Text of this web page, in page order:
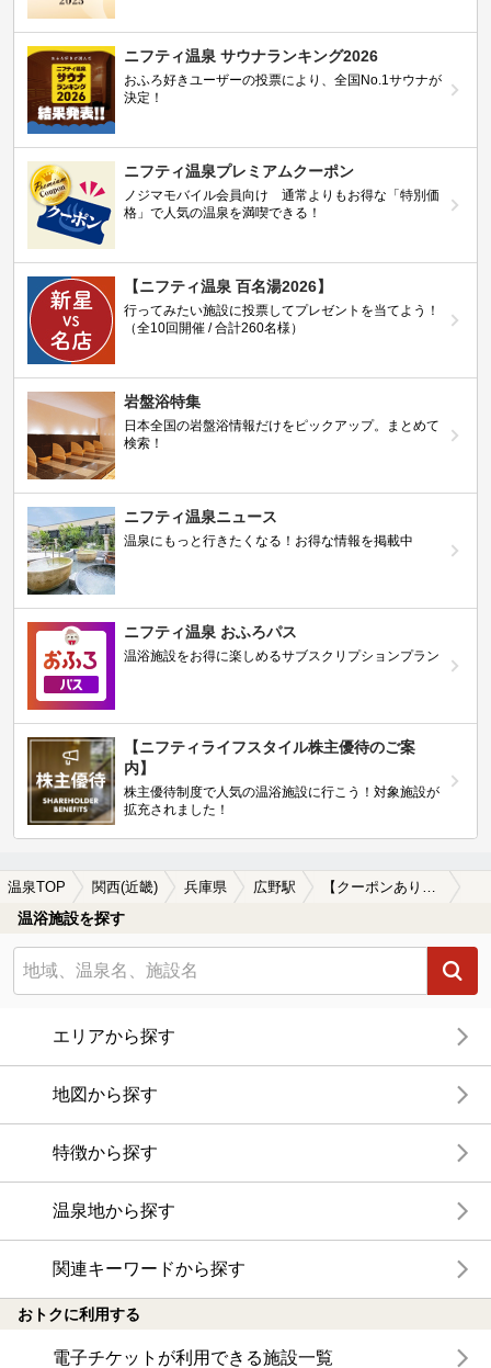
ニフティ温泉 サウナランキング2026
おふろ好きユーザーの投票により、全国No.1サウナが
決定！
ニフティ温泉プレミアムクーポン
ノジマモバイル会員向け 通常よりもお得な「特別価
格」で人気の温泉を満喫できる！
【ニフティ温泉 百名湯2026】
行ってみたい施設に投票してプレゼントを当てよう！
（全10回開催 / 合計260名様）
岩盤浴特集
日本全国の岩盤浴情報だけをピックアップ。まとめて
検索！
ニフティ温泉ニュース
温泉にもっと行きたくなる！お得な情報を掲載中
ニフティ温泉 おふろパス
温浴施設をお得に楽しめるサブスクリプションプラン
【ニフティライフスタイル株主優待のご案
内】
株主優待制度で人気の温浴施設に行こう！対象施設が
拡充されました！
温泉TOP 関西(近畿) 兵庫県 広野駅
温浴施設を探す
エリアから探す
地図から探す
特徴から探す
温泉地から探す
関連キーワードから探す
おトクに利用する
電子チケットが利用できる施設一覧